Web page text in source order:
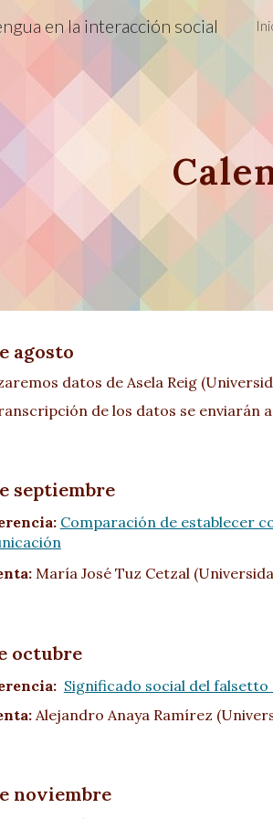
en la interacción social
agosto
datos de Asela Reig
de los datos se enviarán
septiembre
Comparación de establecer
María José Tuz Cetzal
octubre
Significado social del
Alejandro Anaya Ramírez
noviembre